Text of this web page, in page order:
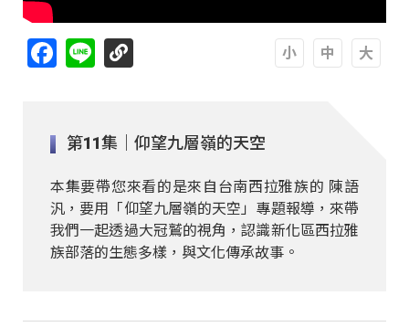
Facebook
Line
第11集｜仰望九層嶺的天空
本集要帶您來看的是來自台南西拉雅族的 陳語
汎，要用「仰望九層嶺的天空」專題報導，來帶
我們一起透過大冠鷲的視角，認識新化區西拉雅
族部落的生態多樣，與文化傳承故事。